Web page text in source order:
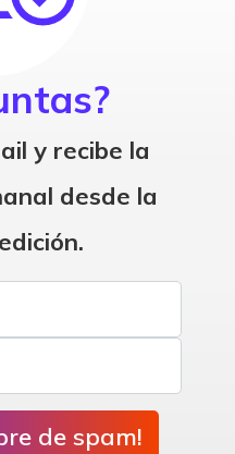
y recibe la
desde la
de spam!